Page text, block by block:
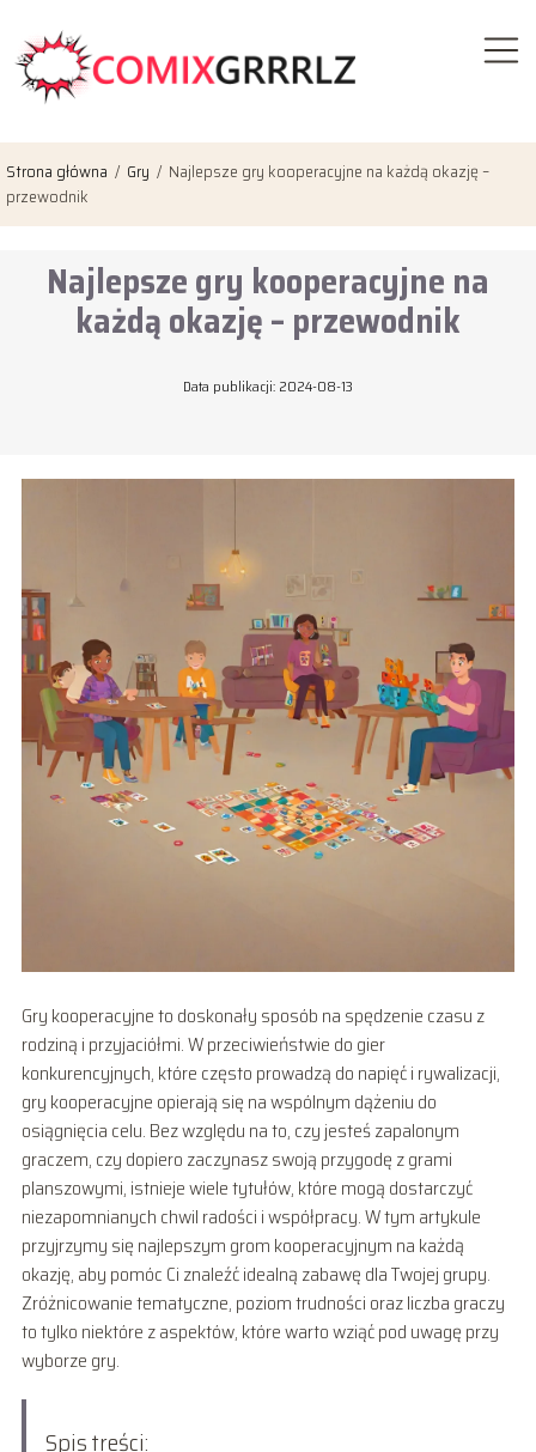
Strona główna / Gry / Najlepsze gry kooperacyjne na każdą okazję –
przewodnik
Najlepsze gry kooperacyjne na
każdą okazję – przewodnik
Data publikacji: 2024-08-13
Gry kooperacyjne to doskonały sposób na spędzenie czasu z
rodziną i przyjaciółmi. W przeciwieństwie do gier
konkurencyjnych, które często prowadzą do napięć i rywalizacji,
gry kooperacyjne opierają się na wspólnym dążeniu do
osiągnięcia celu. Bez względu na to, czy jesteś zapalonym
graczem, czy dopiero zaczynasz swoją przygodę z grami
planszowymi, istnieje wiele tytułów, które mogą dostarczyć
niezapomnianych chwil radości i współpracy. W tym artykule
przyjrzymy się najlepszym grom kooperacyjnym na każdą
okazję, aby pomóc Ci znaleźć idealną zabawę dla Twojej grupy.
Zróżnicowanie tematyczne, poziom trudności oraz liczba graczy
to tylko niektóre z aspektów, które warto wziąć pod uwagę przy
wyborze gry.
Spis treści: